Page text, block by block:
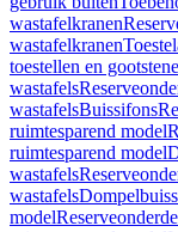
wastafelkranen
wastafelkranen
toestellen en
wastafels
wastafelsBuissifons
ruimtesparend model
ruimtesparend model
wastafels
wastafels
model